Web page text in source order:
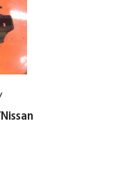
Nissan